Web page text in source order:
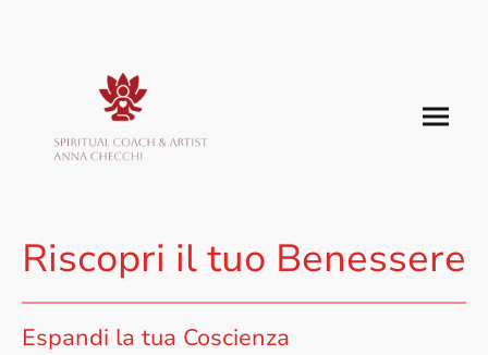
Riscopri il tuo Benessere
Espandi la tua Coscienza